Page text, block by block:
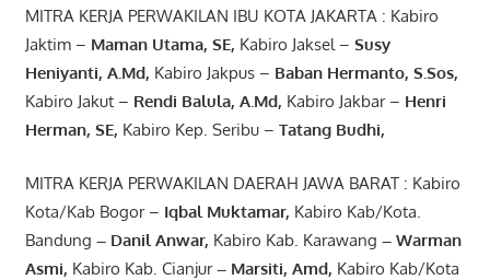
MITRA KERJA PERWAKILAN IBU KOTA JAKARTA : Kabiro
Jaktim – Maman Utama, SE, Kabiro Jaksel – Susy
Heniyanti, A.Md, Kabiro Jakpus – Baban Hermanto, S.Sos,
Kabiro Jakut – Rendi Balula, A.Md, Kabiro Jakbar – Henri
Herman, SE, Kabiro Kep. Seribu – Tatang Budhi,
MITRA KERJA PERWAKILAN DAERAH JAWA BARAT : Kabiro
Kota/Kab Bogor – Iqbal Muktamar, Kabiro Kab/Kota.
Bandung – Danil Anwar, Kabiro Kab. Karawang –Warman
Asmi, Kabiro Kab. Cianjur– Marsiti, Amd, Kabiro Kab/Kota